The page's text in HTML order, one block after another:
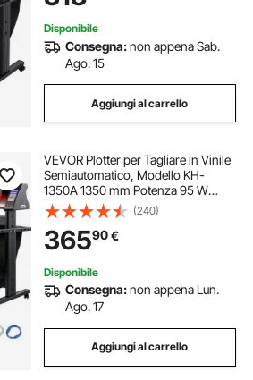
ecc.
Disponibile
Consegna:non appena Sab.
Ago. 15
Aggiungi al carrello
VEVOR Plotter per Tagliare in Vinile
Semiautomatico, Modello KH-
1350A 1350 mm Potenza 95 W
Taglierina per Plotter Vinile
Signmaster per Adesivi per Auto,
Segnali Stradali, Palloncini, Caschi,
ecc.
(240)
36590€
Disponibile
Consegna:non appena Lun.
Ago. 17
Aggiungi al carrello